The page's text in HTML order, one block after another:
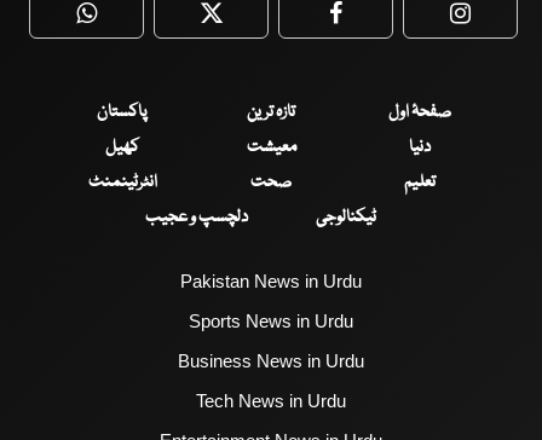
WhatsApp Twitter Facebook
صفحۂ اول تازہ ترین
پاکستان
دنیا
معیشت
کھیل
تعلیم
صحت
انٹرٹینمنٹ
ٹیکنالوجی
دلچسپ و عجیب
Pakistan News in Urdu
Sports News in Urdu
Business News in Urdu
Tech News in Urdu